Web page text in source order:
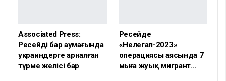
Associated Press:
Ресейдің бар аумағында
украиндерге арналған
түрме желісі бар
Ресейде
«Нелегал-2023»
операциясы аясында 7
мыңға жуық мигрант…